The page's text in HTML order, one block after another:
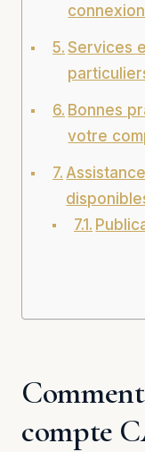
Services
Bonnes
votre
compte